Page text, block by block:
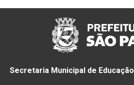
Secretaria Municipal de Educação